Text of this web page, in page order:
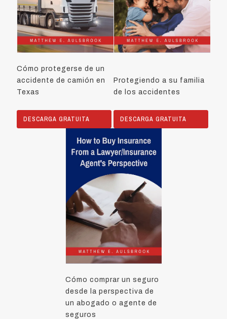
Cómo protegerse de un
accidente de camión en
Texas
DESCARGA GRATUITA
Protegiendo a su familia
de los accidentes
DESCARGA GRATUITA
Cómo comprar un seguro
desde la perspectiva de
un abogado o agente de
seguros